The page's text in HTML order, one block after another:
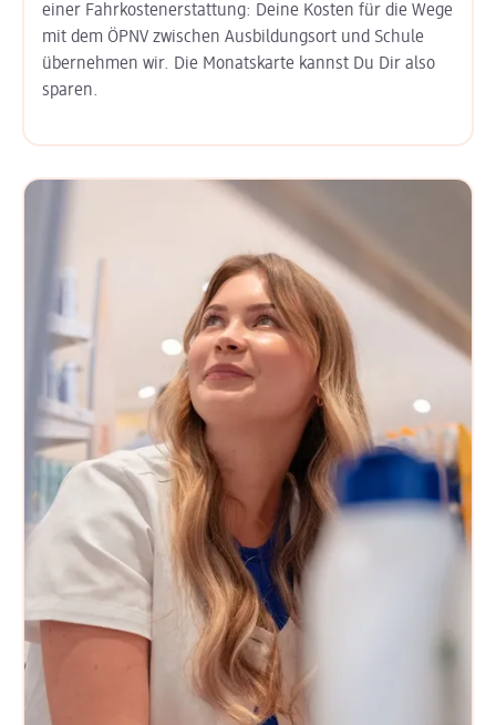
einer Fahr­kosten­erstat­tung: Deine Kosten für die Wege
mit dem ÖPNV zwischen Ausbildungs­ort und Schule
übernehmen wir. Die Monats­karte kannst Du Dir also
sparen.